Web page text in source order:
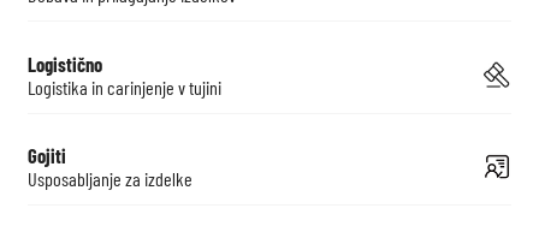
Logistično
Logistika in carinjenje v tujini
Gojiti
Usposabljanje za izdelke